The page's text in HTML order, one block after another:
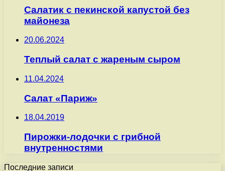
Салатик с пекинской капустой без
майонеза
20.06.2024
Теплый салат с жареным сыром
11.04.2024
Салат «Париж»
18.04.2019
Пирожки-лодочки с грибной
внутренностями
Последние записи